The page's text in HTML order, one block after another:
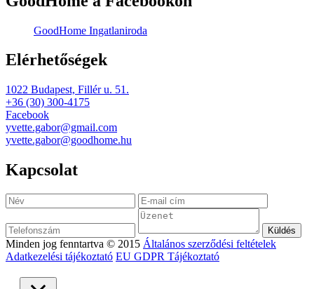
GoodHome Ingatlaniroda
Elérhetőségek
1022 Budapest, Fillér u. 51.
+36 (30) 300-4175
Facebook
yvette.gabor@gmail.com
yvette.gabor@goodhome.hu
Kapcsolat
Minden jog fenntartva © 2015 Általános szerződési feltételek
Adatkezelési tájékoztató EU GDPR Tájékoztató